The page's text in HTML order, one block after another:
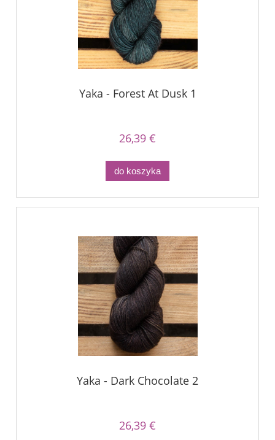
Yaka - Forest At Dusk 1
26,39 €
do koszyka
Yaka - Dark Chocolate 2
26,39 €